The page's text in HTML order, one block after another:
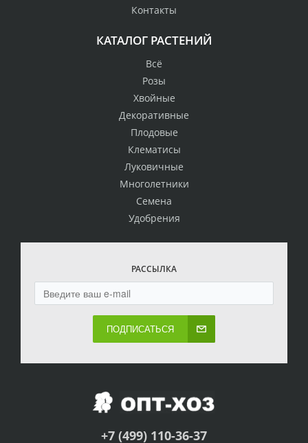
Контакты
КАТАЛОГ РАСТЕНИЙ
Всё
Розы
Хвойные
Декоративные
Плодовые
Клематисы
Луковичные
Многолетники
Семена
Удобрения
РАССЫЛКА
ПОДПИСАТЬСЯ
+7 (499) 110-36-37